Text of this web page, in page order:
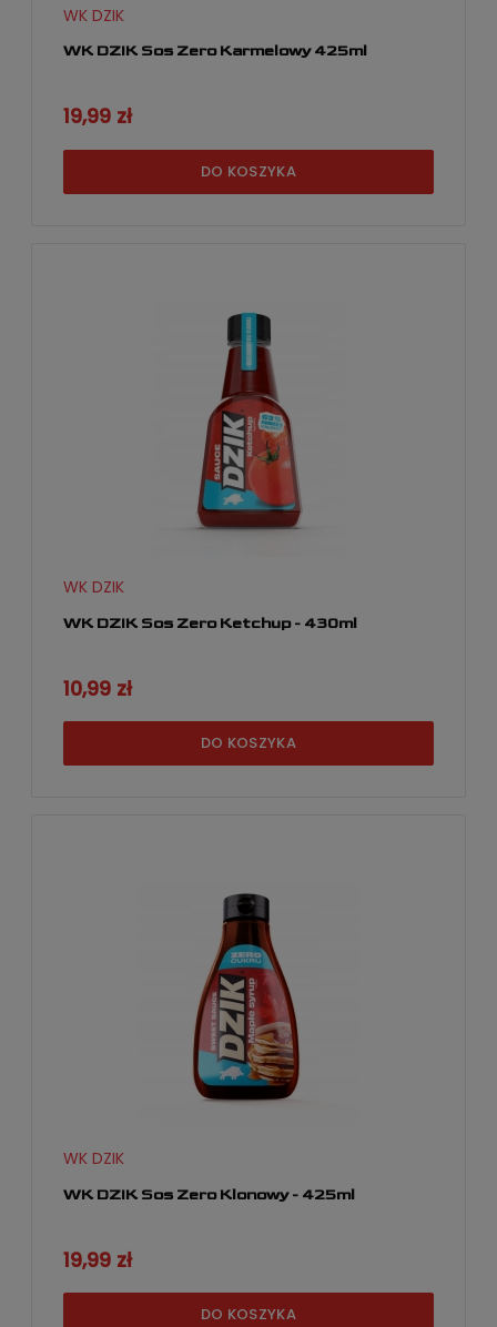
WK DZIK Sos Zero Karmelowy 425ml
WK DZIK
19,99 zł
DO KOSZYKA
WK DZIK Sos Zero Ketchup - 430ml
WK DZIK
10,99 zł
DO KOSZYKA
WK DZIK Sos Zero Klonowy - 425ml
WK DZIK
19,99 zł
DO KOSZYKA